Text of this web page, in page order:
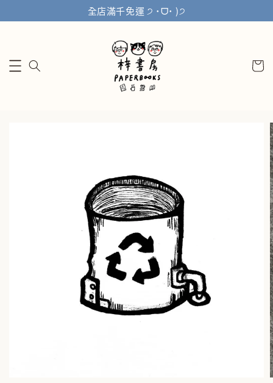
全店滿千免運 ੭ ˙ᗜ˙ )੭